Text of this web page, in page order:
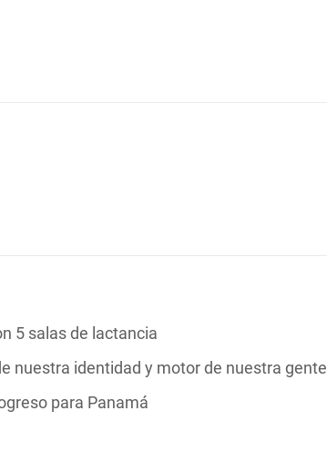
5 salas de lactancia
nuestra identidad y motor de nuestra gente
para Panamá